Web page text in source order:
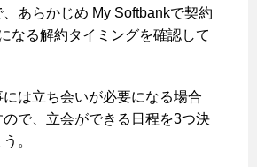
あらかじめ My Softbankで契約
なる解約タイミングを確認して
には立ち会いが必要になる場合
で、立会ができる日程を3つ決
。